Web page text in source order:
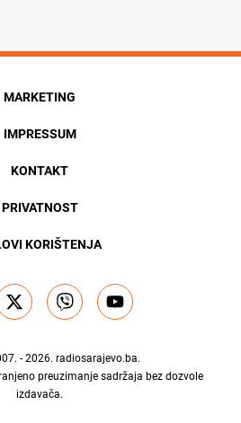
MARKETING
IMPRESSUM
KONTAKT
PRIVATNOST
KORIŠTENJA
- 2026. radiosarajevo.ba.
preuzimanje sadržaja bez dozvole
izdavača.